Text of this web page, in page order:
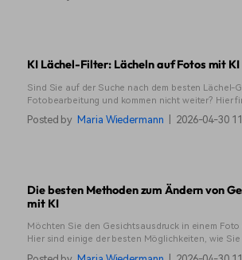
KI Lächel-Filter: Lächeln auf Fotos mit KI
Sind Sie auf der Suche nach dem besten Lächel-
Fotobearbeitung und kommen nicht weiter? Hier
besten KI-Lächel-Generatoren, die Sie verwenden
Posted by Maria Wiedermann 2026-04-30
Die besten Methoden zum Ändern von
mit KI
Möchten Sie den Gesichtsausdruck in einem
Hier sind einige der besten Möglichkeiten, wie Sie
Gesichtsausdruck Wechsler verändern können.